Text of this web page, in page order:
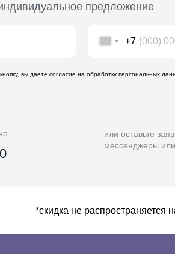
+7
или оставьте
мессенджеры или
вы даете согласие на обработку персональных
предложение
*скидка не